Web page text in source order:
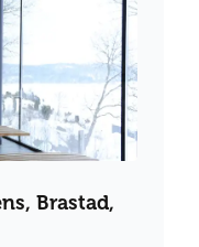
Brastad,